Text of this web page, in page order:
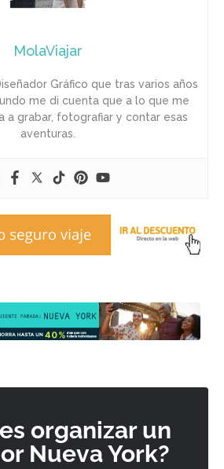
MolaViajar
Gráfico que tras varios años
me di cuenta que a lo que me
a grabar, fotografiar y contar esas
aventuras.
organizar un
Nueva York?